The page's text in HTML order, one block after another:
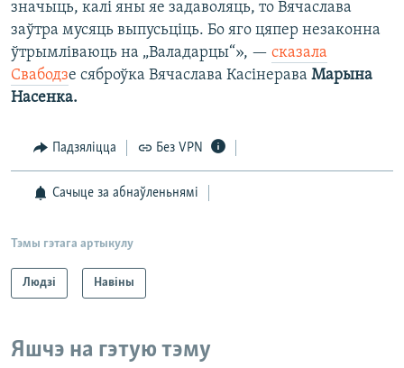
значыць, калі яны яе задаволяць, то Вячаслава
заўтра мусяць выпусьціць. Бо яго цяпер незаконна
ўтрымліваюць на „Валадарцы“», — сказала
Свабодзе сяброўка Вячаслава Касінерава Марына
Насенка.
Падзяліцца Без VPN
Сачыце за абнаўленьнямі
Тэмы гэтага артыкулу
Людзі Навіны
Яшчэ на гэтую тэму